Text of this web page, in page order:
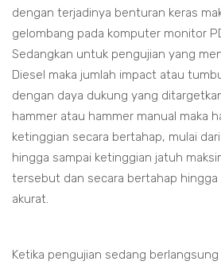
dengan terjadinya benturan keras
gelombang pada komputer monitor
Sedangkan untuk pengujian yang
Diesel maka jumlah impact atau
dengan daya dukung yang
hammer atau hammer manual maka
ketinggian secara bertahap, mulai
hingga sampai ketinggian jatuh
tersebut dan secara bertahap hingga
akurat.
Ketika pengujian sedang